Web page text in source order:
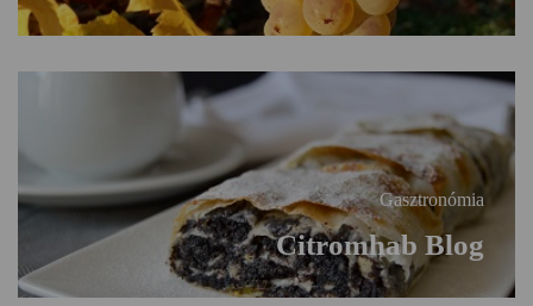
Gasztronómia
Citromhab Blog